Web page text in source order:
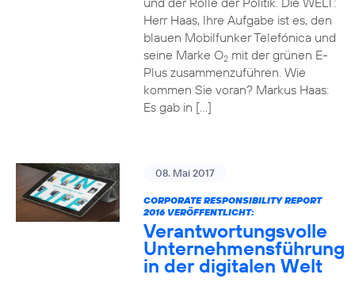
Herr Haas, Ihre Aufgabe ist es, den
blauen Mobilfunker Telefónica und
seine Marke O2mit der grünen E-
Plus zusammenzuführen. Wie
kommen Sie voran? Markus Haas:
Es gab in […]
08. Mai 2017
CORPORATE RESPONSIBILITY REPORT
2016 VERÖFFENTLICHT:
Verantwortungsvolle
Unternehmensführung
in der digitalen Welt